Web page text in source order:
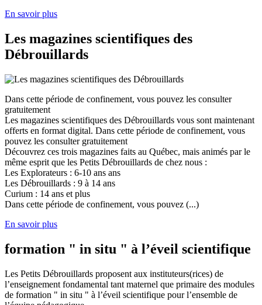
En savoir plus
Les magazines scientifiques des
Débrouillards
Dans cette période de confinement, vous pouvez les consulter
gratuitement
Les magazines scientifiques des Débrouillards vous sont maintenant
offerts en format digital. Dans cette période de confinement, vous
pouvez les consulter gratuitement
Découvrez ces trois magazines faits au Québec, mais animés par le
même esprit que les Petits Débrouillards de chez nous :
Les Explorateurs : 6-10 ans ans
Les Débrouillards : 9 à 14 ans
Curium : 14 ans et plus
Dans cette période de confinement, vous pouvez (...)
En savoir plus
formation " in situ " à l’éveil scientifique
Les Petits Débrouillards proposent aux instituteurs(rices) de
l’enseignement fondamental tant maternel que primaire des modules
de formation " in situ " à l’éveil scientifique pour l’ensemble de